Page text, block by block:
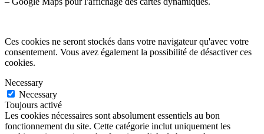
Ces cookies ne seront stockés dans votre navigateur qu'avec votre
consentement. Vous avez également la possibilité de désactiver ces
cookies.
Necessary
Necessary
Toujours activé
Les cookies nécessaires sont absolument essentiels au bon
fonctionnement du site. Cette catégorie inclut uniquement les